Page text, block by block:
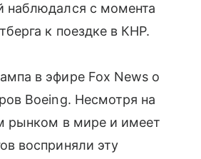
наблюдался с момента
к поездке в КНР.
в эфире Fox News о
Boeing. Несмотря на
рынком в мире и имеет
восприняли эту